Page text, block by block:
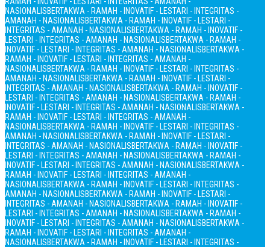
NASIONALISBERTAKWA - RAMAH - INOVATIF - LESTARI - INTEGRITAS -
AMANAH - NASIONALISBERTAKWA - RAMAH - INOVATIF - LESTARI -
INTEGRITAS - AMANAH - NASIONALISBERTAKWA - RAMAH - INOVATIF -
LESTARI - INTEGRITAS - AMANAH - NASIONALISBERTAKWA - RAMAH -
INOVATIF - LESTARI - INTEGRITAS - AMANAH - NASIONALISBERTAKWA -
RAMAH - INOVATIF - LESTARI - INTEGRITAS - AMANAH -
NASIONALISBERTAKWA - RAMAH - INOVATIF - LESTARI - INTEGRITAS -
AMANAH - NASIONALISBERTAKWA - RAMAH - INOVATIF - LESTARI -
INTEGRITAS - AMANAH - NASIONALISBERTAKWA - RAMAH - INOVATIF -
LESTARI - INTEGRITAS - AMANAH - NASIONALISBERTAKWA - RAMAH -
INOVATIF - LESTARI - INTEGRITAS - AMANAH - NASIONALISBERTAKWA -
RAMAH - INOVATIF - LESTARI - INTEGRITAS - AMANAH -
NASIONALISBERTAKWA - RAMAH - INOVATIF - LESTARI - INTEGRITAS -
AMANAH - NASIONALISBERTAKWA - RAMAH - INOVATIF - LESTARI -
INTEGRITAS - AMANAH - NASIONALISBERTAKWA - RAMAH - INOVATIF -
LESTARI - INTEGRITAS - AMANAH - NASIONALISBERTAKWA - RAMAH -
INOVATIF - LESTARI - INTEGRITAS - AMANAH - NASIONALISBERTAKWA -
RAMAH - INOVATIF - LESTARI - INTEGRITAS - AMANAH -
NASIONALISBERTAKWA - RAMAH - INOVATIF - LESTARI - INTEGRITAS -
AMANAH - NASIONALISBERTAKWA - RAMAH - INOVATIF - LESTARI -
INTEGRITAS - AMANAH - NASIONALISBERTAKWA - RAMAH - INOVATIF -
LESTARI - INTEGRITAS - AMANAH - NASIONALISBERTAKWA - RAMAH -
INOVATIF - LESTARI - INTEGRITAS - AMANAH - NASIONALISBERTAKWA -
RAMAH - INOVATIF - LESTARI - INTEGRITAS - AMANAH -
NASIONALISBERTAKWA - RAMAH - INOVATIF - LESTARI - INTEGRITAS -